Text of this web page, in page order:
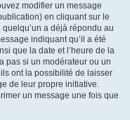
modifier un message
en cliquant sur le
a déjà répondu au
indiquant qu’il a été
que la date et l’heure de la
pas si un modérateur ou un
ont la possibilité de laisser
de leur propre initiative.
un message une fois que